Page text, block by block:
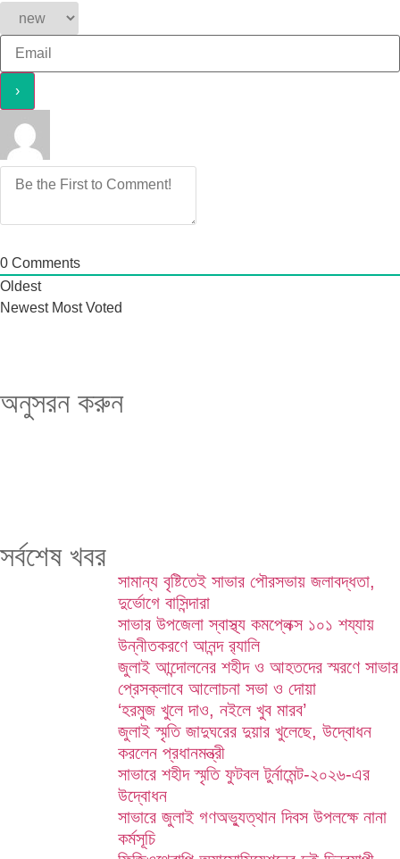
0 Comments
Oldest
Newest Most Voted
অনুসরন করুন
সর্বশেষ খবর
সামান্য বৃষ্টিতেই সাভার পৌরসভায় জলাবদ্ধতা,
দুর্ভোগে বাসিন্দারা
সাভার উপজেলা স্বাস্থ্য কমপ্লেক্স ১০১ শয্যায়
উন্নীতকরণে আনন্দ র‍্যালি
জুলাই আন্দোলনের শহীদ ও আহতদের স্মরণে সাভার
প্রেসক্লাবে আলোচনা সভা ও দোয়া
‘হরমুজ খুলে দাও, নইলে খুব মারব’
জুলাই স্মৃতি জাদুঘরের দুয়ার খুলেছে, উদ্বোধন
করলেন প্রধানমন্ত্রী
সাভারে শহীদ স্মৃতি ফুটবল টুর্নামেন্ট-২০২৬-এর
উদ্বোধন
সাভারে জুলাই গণঅভ্যুত্থান দিবস উপলক্ষে নানা
কর্মসূচি